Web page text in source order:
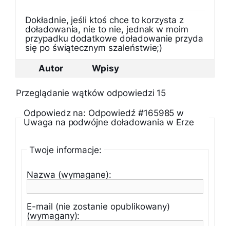
Dokładnie, jeśli ktoś chce to korzysta z
doładowania, nie to nie, jednak w moim
przypadku dodatkowe doładowanie przyda
się po świątecznym szaleństwie;)
Autor
Wpisy
Przeglądanie wątków odpowiedzi 15
Odpowiedz na: Odpowiedź #165985 w
Uwaga na podwójne doładowania w Erze
Twoje informacje:
Nazwa (wymagane):
E-mail (nie zostanie opublikowany)
(wymagany):